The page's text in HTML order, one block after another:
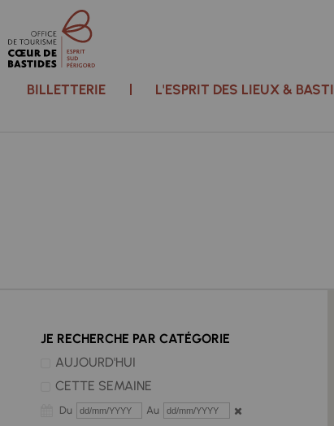
BILLETTERIE L'ESPRIT DES LIEUX &
JE RECHERCHE PAR CATÉGORIE
AUJOURD'HUI
CETTE SEMAINE
Du Au